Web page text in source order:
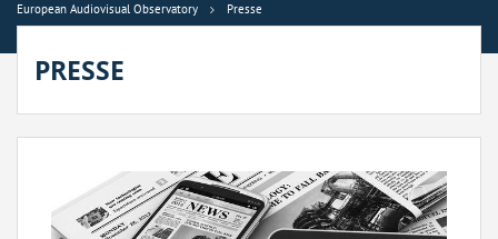
European Audiovisual Observatory Presse
PRESSE